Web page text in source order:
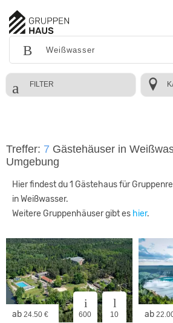
FILTER
Treffer: 7 Gästehäuser in
Umgebung
Hier findest du 1 Gästehaus für
in Weißwasser.
Weitere Gruppenhäuser gibt es hier.
ab 24.50 € 600 10 ab